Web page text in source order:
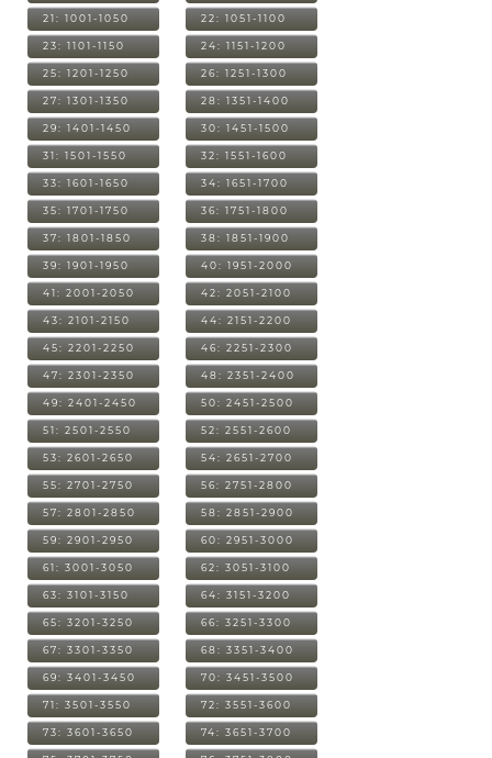
21: 1001-1050 22: 1051-1100
23: 1101-1150 24: 1151-1200
25: 1201-1250 26: 1251-1300
27: 1301-1350 28: 1351-1400
29: 1401-1450 30: 1451-1500
31: 1501-1550 32: 1551-1600
33: 1601-1650 34: 1651-1700
35: 1701-1750 36: 1751-1800
37: 1801-1850 38: 1851-1900
39: 1901-1950 40: 1951-2000
41: 2001-2050 42: 2051-2100
43: 2101-2150 44: 2151-2200
45: 2201-2250 46: 2251-2300
47: 2301-2350 48: 2351-2400
49: 2401-2450 50: 2451-2500
51: 2501-2550 52: 2551-2600
53: 2601-2650 54: 2651-2700
55: 2701-2750 56: 2751-2800
57: 2801-2850 58: 2851-2900
59: 2901-2950 60: 2951-3000
61: 3001-3050 62: 3051-3100
63: 3101-3150 64: 3151-3200
65: 3201-3250 66: 3251-3300
67: 3301-3350 68: 3351-3400
69: 3401-3450 70: 3451-3500
71: 3501-3550 72: 3551-3600
73: 3601-3650 74: 3651-3700